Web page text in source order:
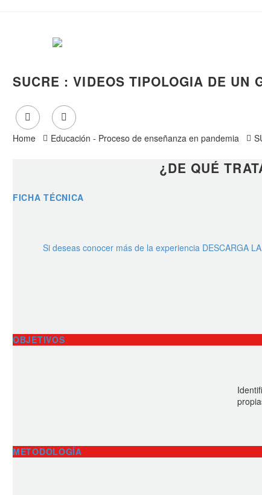
SUCRE : VIDEOS TIPOLOGIA DE UN
Home Educación - Proceso de enseñanza en pandemia
¿DE QUÉ
FICHA TÉCNICA
Si deseas conocer más de la experiencia DESCARGA
OBJETIVOS
METODOLOGÍA